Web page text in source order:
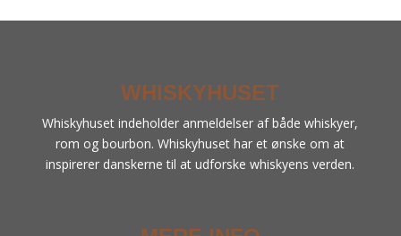
WHISKYHUSET
Whiskyhuset indeholder anmeldelser af både whiskyer,
rom og bourbon. Whiskyhuset har et ønske om at
inspirerer danskerne til at udforske whiskyens verden.